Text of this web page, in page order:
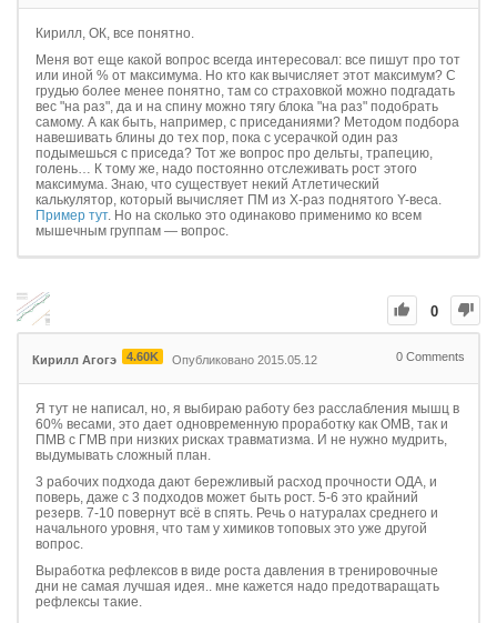
Кирилл, ОК, все понятно.
Меня вот еще какой вопрос всегда интересовал: все пишут про тот
или иной % от максимума. Но кто как вычисляет этот максимум? С
грудью более менее понятно, там со страховкой можно подгадать
вес "на раз", да и на спину можно тягу блока "на раз" подобрать
самому. А как быть, например, с приседаниями? Методом подбора
навешивать блины до тех пор, пока с усерачкой один раз
подымешься с приседа? Тот же вопрос про дельты, трапецию,
голень… К тому же, надо постоянно отслеживать рост этого
максимума. Знаю, что существует некий Атлетический
калькулятор, который вычисляет ПМ из Х-раз поднятого Y-веса.
Пример тут. Но на сколько это одинаково применимо ко всем
мышечным группам — вопрос.
0
Кирилл Агогэ 4.60K Опубликовано 2015.05.12 0 Comments
Я тут не написал, но, я выбираю работу без расслабления мышц в
60% весами, это дает одновременную проработку как ОМВ, так и
ПМВ с ГМВ при низких рисках травматизма. И не нужно мудрить,
выдумывать сложный план.
3 рабочих подхода дают бережливый расход прочности ОДА, и
поверь, даже с 3 подходов может быть рост. 5-6 это крайний
резерв. 7-10 повернут всё в спять. Речь о натуралах среднего и
начального уровня, что там у химиков топовых это уже другой
вопрос.
Выработка рефлексов в виде роста давления в тренировочные
дни не самая лучшая идея.. мне кажется надо предотваращать
рефлексы такие.